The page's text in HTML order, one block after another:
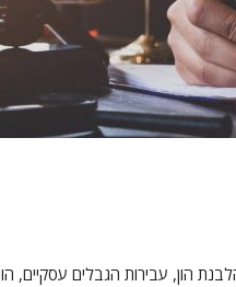
בישראל
הון, עבירות הגבלים עסקיים,